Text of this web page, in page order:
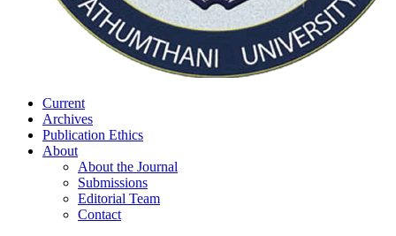
Current
Archives
Publication Ethics
About
About the Journal
Submissions
Editorial Team
Contact